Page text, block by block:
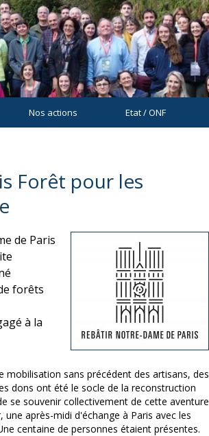
Nos actions Etat / ONF
Forêt pour les
de Paris
forêts
à la
mobilisation sans précédent des artisans, des
dons ont été le socle de la reconstruction
se souvenir collectivement de cette aventure
après-midi d'échange à Paris avec les
centaine de personnes étaient présentes.